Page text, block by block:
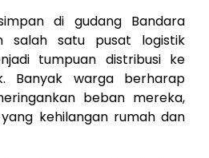
di gudang Bandara
salah satu pusat logistik
tumpuan distribusi ke
Banyak warga berharap
beban mereka,
kehilangan rumah dan